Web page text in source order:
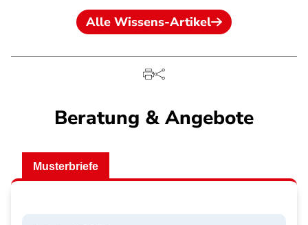
Alle Wissens-Artikel
Beratung & Angebote
Musterbriefe